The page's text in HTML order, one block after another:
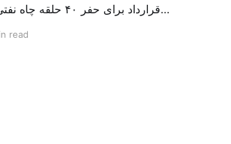
قرارداد برای حفر ۴۰
محمد خضیر مدعامل شرکت حفاری
read